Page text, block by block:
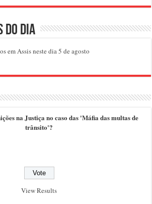
do dia
em Assis neste dia 5 de agosto
na Justiça no caso das 'Máfia das multas de
trânsito'?
View Results